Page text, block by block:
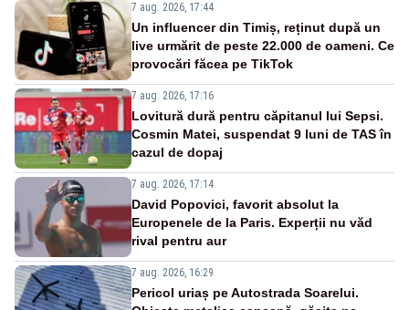
7 aug. 2026, 17:44
Un influencer din Timiș, reținut după un
live urmărit de peste 22.000 de oameni. Ce
provocări făcea pe TikTok
7 aug. 2026, 17:16
Lovitură dură pentru căpitanul lui Sepsi.
Cosmin Matei, suspendat 9 luni de TAS în
cazul de dopaj
7 aug. 2026, 17:14
David Popovici, favorit absolut la
Europenele de la Paris. Experții nu văd
rival pentru aur
7 aug. 2026, 16:29
Pericol uriaș pe Autostrada Soarelui.